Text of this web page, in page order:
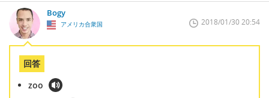
Bogy
アメリカ合衆国 2018/01/30 20:54
回答
zoo